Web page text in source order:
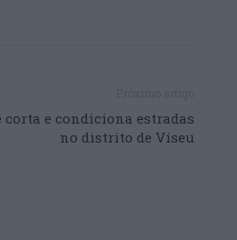
corta e condiciona estradas
no distrito de Viseu